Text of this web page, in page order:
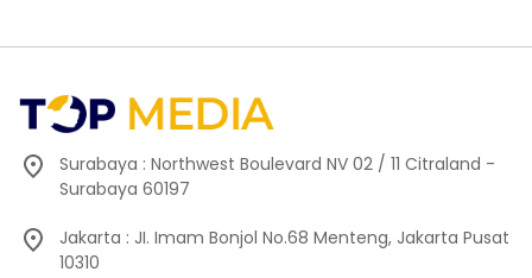
Surabaya : Northwest Boulevard NV 02 / 11 Citraland -
Surabaya 60197
Jakarta : JI. Imam Bonjol No.68 Menteng, Jakarta Pusat
10310